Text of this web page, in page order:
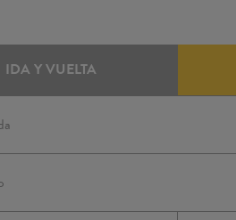
IDA Y VUELTA